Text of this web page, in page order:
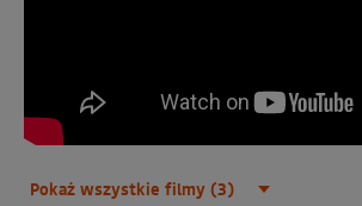
Pokaż wszystkie filmy (3)